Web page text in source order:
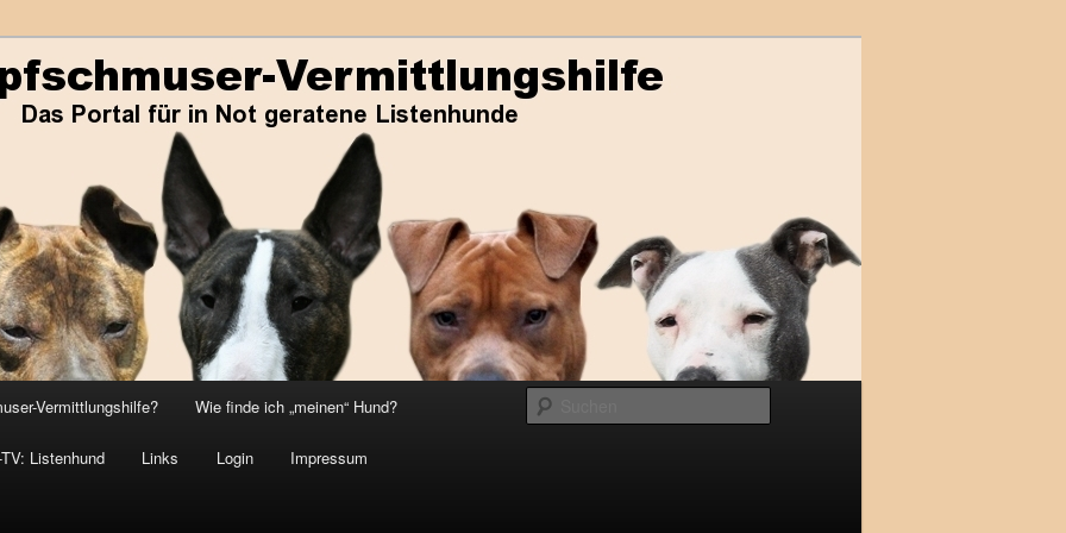
Vermittlungshilfe
Vermittlungshilfe? Wie finde ich „meinen“ Hund?
Listenhund Links Login Impressum